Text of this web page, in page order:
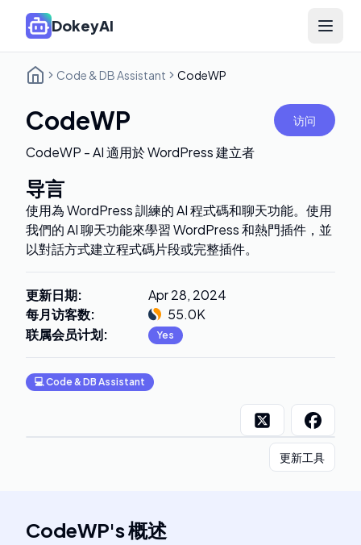
DokeyAI Open
Code & DB Assistant CodeWP
CodeWP 访问
CodeWP - AI 適用於 WordPress 建立者
导言
使用為 WordPress 訓練的 AI 程式碼和聊天功能。使用
我們的 AI 聊天功能來學習 WordPress 和熱門插件，並
以對話方式建立程式碼片段或完整插件。
更新日期:
Apr 28, 2024
每月访客数:
55.0K
联属会员计划: Yes
💻Code & DB Assistant
更新工具
CodeWP's概述